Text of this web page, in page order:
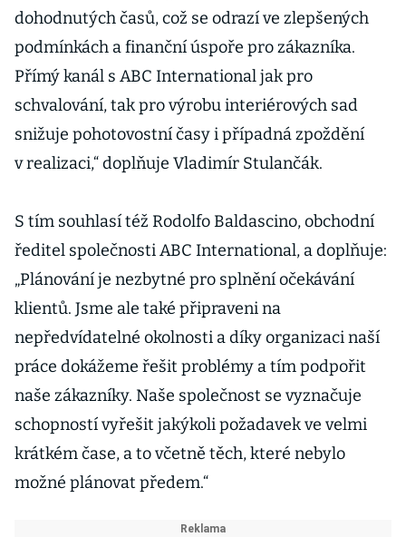
dohodnutých časů, což se odrazí ve zlepšených
podmínkách a finanční úspoře pro zákazníka.
Přímý kanál s ABC International jak pro
schvalování, tak pro výrobu interiérových sad
snižuje pohotovostní časy i případná zpoždění
v realizaci,“ doplňuje Vladimír Stulančák.
S tím souhlasí též Rodolfo Baldascino, obchodní
ředitel společnosti ABC International, a doplňuje:
„Plánování je nezbytné pro splnění očekávání
klientů. Jsme ale také připraveni na
nepředvídatelné okolnosti a díky organizaci naší
práce dokážeme řešit problémy a tím podpořit
naše zákazníky. Naše společnost se vyznačuje
schopností vyřešit jakýkoli požadavek ve velmi
krátkém čase, a to včetně těch, které nebylo
možné plánovat předem.“